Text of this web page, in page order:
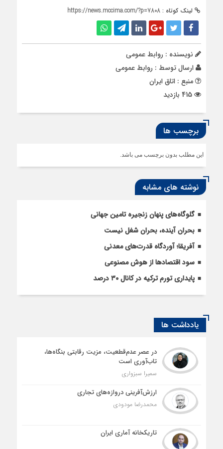
لینک کوتاه : https://news.mccima.com/?p=7808
نویسنده : روابط عمومی
ارسال توسط : روابط عمومی
منبع : اتاق ایران
برچسب ها
این مطلب بدون برچسب می باشد.
نوشته های مشابه
گلوگاه‌های پنهان زنجیره تامین جهانی
بحران آینده، بحران شغل نیست
آفریقا؛ آوردگاه قدرت‌های معدنی
سود اقتصاد‌ها از هوش مصنوعی
پایداری تورم ترکیه در کانال ۳۰ درصد
یادداشت ها
در عصر عدم‌قطعیت، مزیت رقابتی بنگاه‌ها،
تاب‌آوری است
سمیرا سبزواری
ارزش‌آفرینی دروازه‌های تجاری
محمدرضا مودودی
تاریکخانه آماری ایران